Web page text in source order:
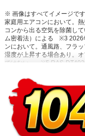
※ 画像はすべてイメージです
家庭用エアコンにおいて。
コンから出る空気を除菌し
ム密着法）による
※3 2026
ンにおいて。通風路、フラ
湿度が上昇する場合あり。
ではない。
※5 RAS-
れっきり］ON（187Wh）
日射量の少ない日中を想定。
ダなど狭小スペースに設置
す。所定の設置スペースを
ため運転しないことがあり
す。